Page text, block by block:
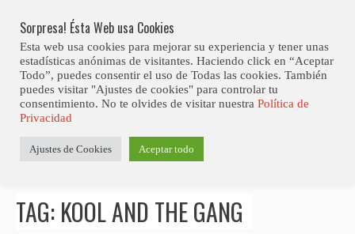
content
Club Contest.
Posts tagged "Kool and The Gang"
TAG: KOOL AND THE GANG
Sorpresa! Ésta Web usa Cookies
Esta web usa cookies para mejorar su experiencia y tener unas
estadísticas anónimas de visitantes. Haciendo click en “Aceptar
Todo”, puedes consentir el uso de Todas las cookies. También
puedes visitar "Ajustes de cookies" para controlar tu
consentimiento. No te olvides de visitar nuestra Política de
Privacidad
Ajustes de Cookies Aceptar todo